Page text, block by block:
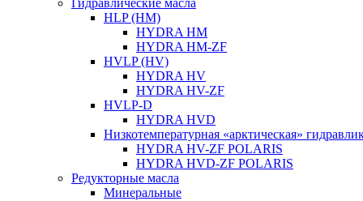
Гидравлические масла
HLP (HM)
HYDRA HM
HYDRA HM-ZF
HVLP (HV)
HYDRA HV
HYDRA HV-ZF
HVLP-D
HYDRA HVD
Низкотемпературная «арктическая»
HYDRA HV-ZF POLARIS
HYDRA HVD-ZF POLARIS
Редукторные масла
Минеральные